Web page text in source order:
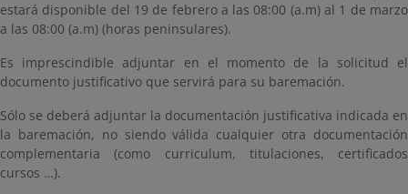
estará disponible del 19 de febrero a las 08:00 (a.m) al 1 de marzo
a las 08:00 (a.m) (horas peninsulares).
Es imprescindible adjuntar en el momento de la solicitud el
documento justificativo que servirá para su baremación.
Sólo se deberá adjuntar la documentación justificativa indicada en
la baremación, no siendo válida cualquier otra documentación
complementaria (como curriculum, titulaciones, certificados
cursos …).